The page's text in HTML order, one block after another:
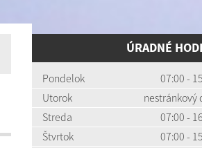
ÚRADNÉ
Pondelok
07:00 -
Utorok
nestránkový
Streda
07:00 -
Štvrtok
07:00 -